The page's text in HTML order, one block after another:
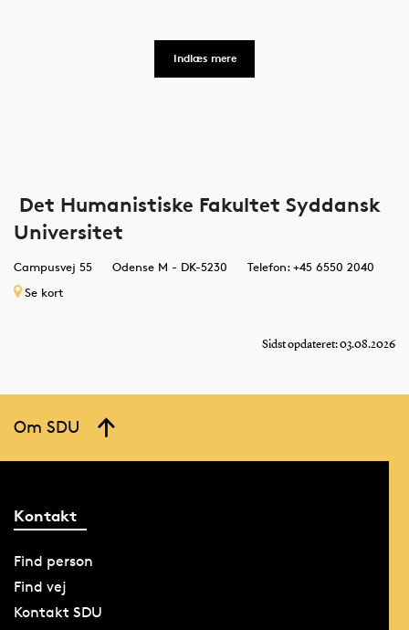
Indlæs mere
Det Humanistiske Fakultet Syddansk
Universitet
Campusvej 55 Odense M - DK-5230
Telefon: +45 6550 2040
Se kort
Sidst opdateret: 03.08.2026
Om SDU
Kontakt
Find person
Find vej
Kontakt SDU